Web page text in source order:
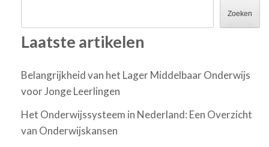
Zoeken
Laatste artikelen
Belangrijkheid van het Lager Middelbaar Onderwijs
voor Jonge Leerlingen
Het Onderwijssysteem in Nederland: Een Overzicht
van Onderwijskansen